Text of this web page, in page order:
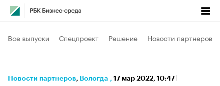
Все выпуски Спецпроект Решение Новости партнеров
Новости партнеров⁠, Вологда , 17 мар 2022, 10:47